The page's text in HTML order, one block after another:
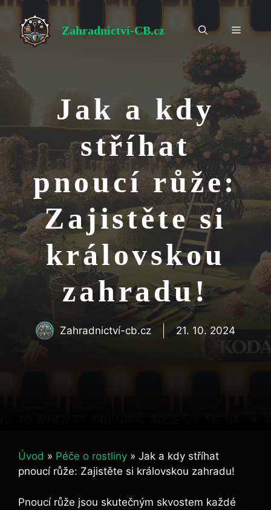
Přeskočit
obsah
Zahradnictví-CB.cz Menu
Jak a kdy
stříhat
pnoucí růže:
Zajistěte si
královskou
zahradu!
Zahradnictví-cb.cz 21. 10. 2024
Úvod » Péče o rostliny » Jak a kdy stříhat
pnoucí růže: Zajistěte si královskou zahradu!
Pnoucí růže jsou skutečným skvostem každé